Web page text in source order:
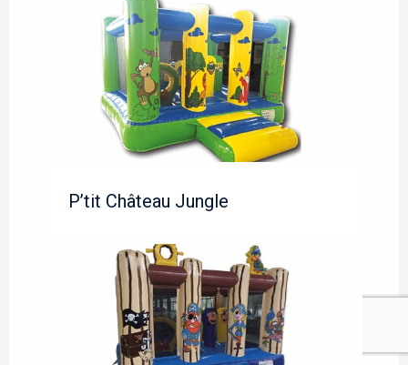
P’tit Château Jungle